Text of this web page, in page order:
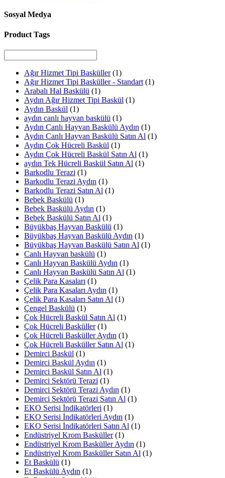
Sosyal Medya
Product Tags
Ağır Hizmet Tipi Basküller (1)
Ağır Hizmet Tipi Basküller - Standart (1)
Arabalı Hal Baskülü (1)
Aydın Ağır Hizmet Tipi Baskül (1)
Aydın Baskül (1)
aydın canlı hayvan baskülü (1)
Aydın Canlı Hayvan Baskülü Aydın (1)
Aydın Canlı Hayvan Baskülü Satın Al (1)
Aydın Çok Hücreli Baskül (1)
Aydın Çok Hücreli Baskül Satın Al (1)
aydın Tek Hücreli Baskül Satın Al (1)
Barkodlu Terazi (1)
Barkodlu Terazi Aydın (1)
Barkodlu Terazi Satın Al (1)
Bebek Baskülü (1)
Bebek Baskülü Aydın (1)
Bebek Baskülü Satın Al (1)
Büyükbaş Hayvan Baskülü (1)
Büyükbaş Hayvan Baskülü Aydın (1)
Büyükbaş Hayvan Baskülü Satın Al (1)
Canlı Hayvan baskülü (1)
Canlı Hayvan Baskülü Aydın (1)
Canlı Hayvan Baskülü Satın Al (1)
Çelik Para Kasaları (1)
Çelik Para Kasaları Aydın (1)
Çelik Para Kasaları Satın Al (1)
Çengel Baskülü (1)
Çok Hücreli Baskül Satın Al (1)
Çok Hücreli Basküller (1)
Çok Hücreli Basküller Aydın (1)
Çok Hücreli Basküller Satın Al (1)
Demirci Baskül (1)
Demirci Baskül Aydın (1)
Demirci Baskül Satın Al (1)
Demirci Sektörü Terazi (1)
Demirci Sektörü Terazi Aydın (1)
Demirci Sektörü Terazi Satın Al (1)
EKO Serisi İndikatörleri (1)
EKO Serisi İndikatörleri Aydın (1)
EKO Serisi İndikatörleri Satın Al (1)
Endüstriyel Krom Basküller (1)
Endüstriyel Krom Basküller Aydın (1)
Endüstriyel Krom Basküller Satın Al (1)
Et Baskülü (1)
Et Baskülü Aydın (1)